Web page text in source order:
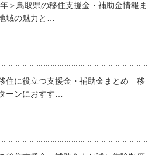
＞鳥取県の移住支援金・補助金情報ま
域の魅力と…
住に役立つ支援金・補助金まとめ 移
ーンにおすす…